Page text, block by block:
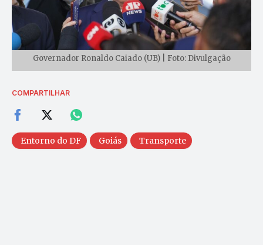
Governador Ronaldo Caiado (UB) | Foto: Divulgação
COMPARTILHAR
Entorno do DF Goiás Transporte